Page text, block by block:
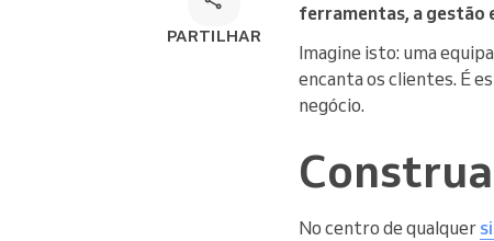
PARTILHAR
ferramentas, a gestão
Imagine isto: uma
encanta os clientes. É
negócio.
No centro de qualquer